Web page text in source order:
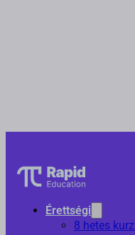
Érettségi
8 hetes